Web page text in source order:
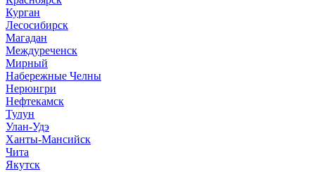
Курган
Лесосибирск
Магадан
Междуреченск
Мирный
Набережные Челны
Нерюнгри
Нефтекамск
Тулун
Улан-Удэ
Ханты-Мансийск
Чита
Якутск